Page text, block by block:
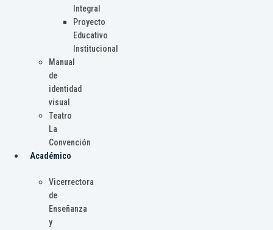
Integral
Proyecto
Educativo
Institucional
Manual
de
identidad
visual
Teatro
La
Convención
Académico
Vicerrectora
de
Enseñanza
y